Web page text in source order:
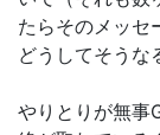
たらそのメッセ
どうしてそうな
やりとりが無事